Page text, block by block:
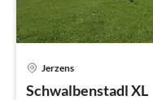
Jerzens
Schwalbenstadl XL